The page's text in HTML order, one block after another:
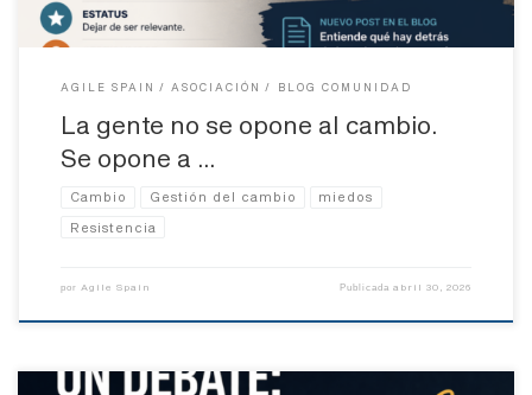
AGILE SPAIN ASOCIACIÓN BLOG COMUNIDAD
La gente no se opone al cambio.
Se opone a …
Cambio Gestión del cambio
miedos
Resistencia
por Agile Spain Publicadaabril 30, 2026